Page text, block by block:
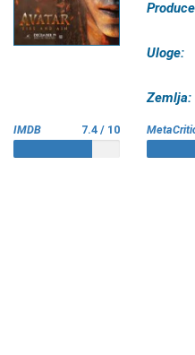
Uloge:
Zemlja:
IMDB 7.4 / 10